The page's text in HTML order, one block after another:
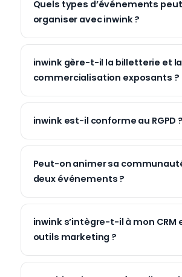
Quels types d’événements
organiser avec inwink ?
inwink gère-t-il la billetterie et la
commercialisation exposants ?
inwink est-il conforme au RGPD ?
Peut-on animer sa
deux événements ?
inwink s’intègre-t-il à mon CRM
outils marketing ?